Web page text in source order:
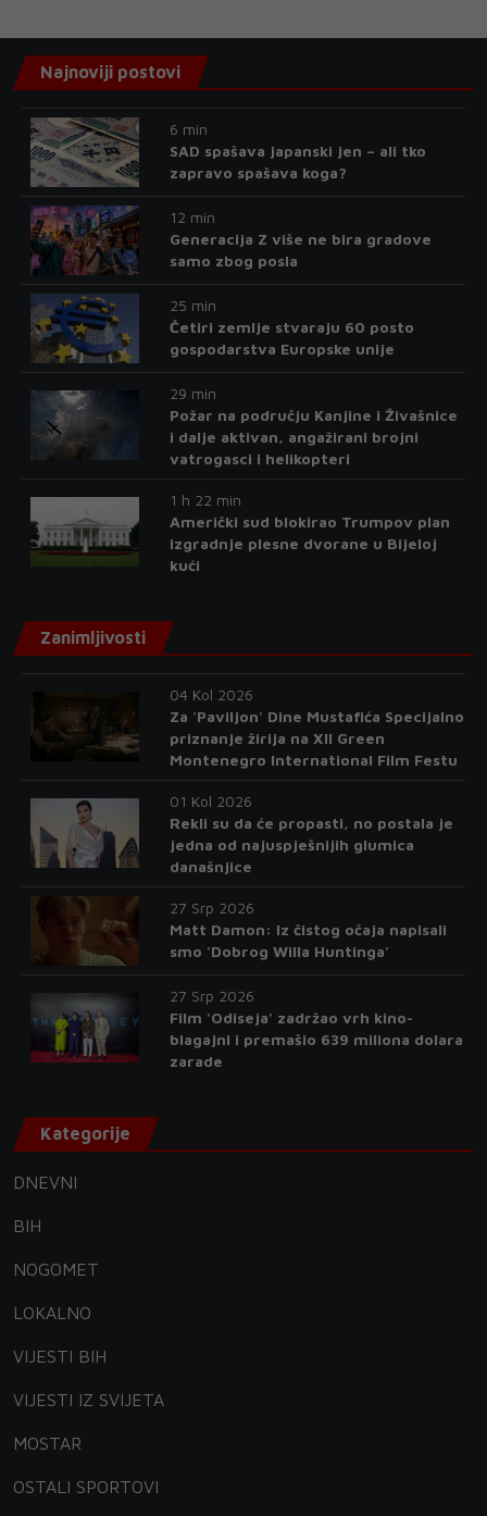
Najnoviji postovi
6 min
SAD spašava japanski jen – ali tko
zapravo spašava koga?
12 min
Generacija Z više ne bira gradove
samo zbog posla
25 min
Četiri zemlje stvaraju 60 posto
gospodarstva Europske unije
29 min
Požar na području Kanjine i Živašnice
i dalje aktivan, angažirani brojni
vatrogasci i helikopteri
1 h 22 min
Američki sud blokirao Trumpov plan
izgradnje plesne dvorane u Bijeloj
kući
Zanimljivosti
04 Kol 2026
Za 'Paviljon' Dine Mustafića Specijalno
priznanje žirija na XII Green
Montenegro International Film Festu
01 Kol 2026
Rekli su da će propasti, no postala je
jedna od najuspješnijih glumica
današnjice
27 Srp 2026
Matt Damon: Iz čistog očaja napisali
smo 'Dobrog Willa Huntinga'
27 Srp 2026
Film 'Odiseja' zadržao vrh kino-
blagajni i premašio 639 miliona dolara
zarade
Kategorije
DNEVNI
BIH
NOGOMET
LOKALNO
VIJESTI BIH
VIJESTI IZ SVIJETA
MOSTAR
OSTALI SPORTOVI